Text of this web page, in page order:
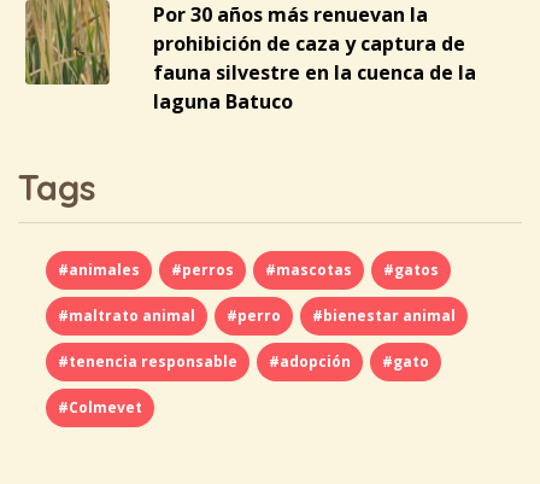
Por 30 años más renuevan la
prohibición de caza y captura de
fauna silvestre en la cuenca de la
laguna Batuco
Tags
#animales #perros #mascotas #gatos
#maltrato animal #perro #bienestar animal
#tenencia responsable #adopción #gato
#Colmevet